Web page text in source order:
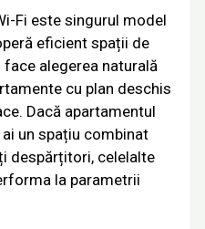
Fi este singurul model
eficient spații de
face alegerea naturală
cu plan deschis
Dacă apartamentul
un spațiu combinat
despărțitori, celelalte
la parametrii